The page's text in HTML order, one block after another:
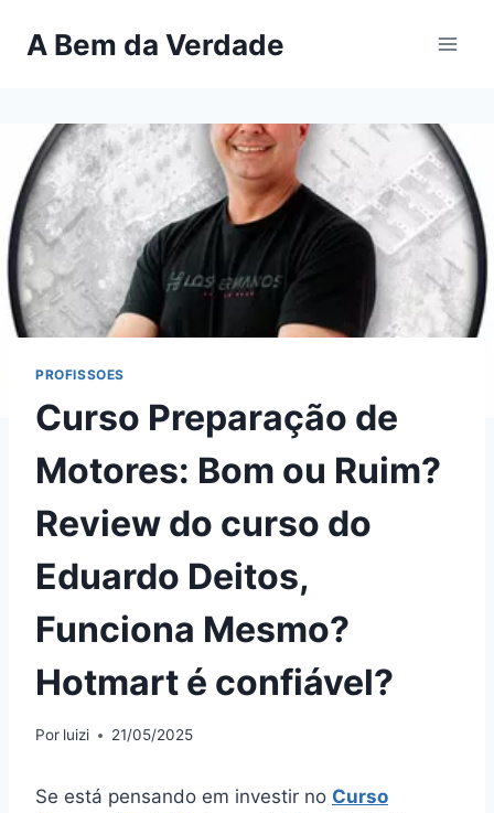
paraA Bem da Verdade
PROFISSOES
Curso Preparação de
Motores: Bom ou Ruim?
Review do curso do
Eduardo Deitos,
Funciona Mesmo?
Hotmart é confiável?
Por luizi 21/05/2025
Se está pensando em investir no Curso